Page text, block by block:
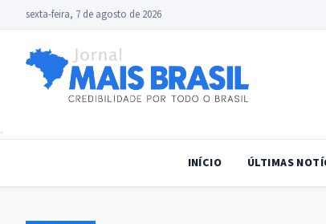
sexta-feira, 7 de agosto de 2026
INÍCIO ÚLTIMAS